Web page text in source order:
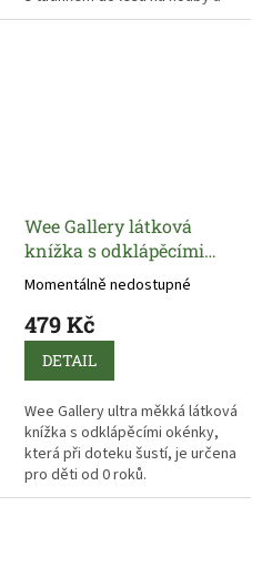
ztratí se jim nůž.
Wee Gallery látková
knížka s odklápěcími
okénky Džungle
Momentálně nedostupné
479 Kč
DETAIL
Wee Gallery ultra měkká látková
knížka s odklápěcími okénky,
která při doteku šustí, je určena
pro děti od 0 roků.